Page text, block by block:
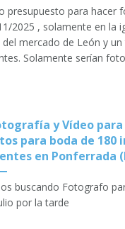
presupuesto para hacer
2025 , solamente en la
del mercado de León y un
Solamente serían
y Vídeo para
para boda de 180
en Ponferrada
buscando Fotografo
por la tarde